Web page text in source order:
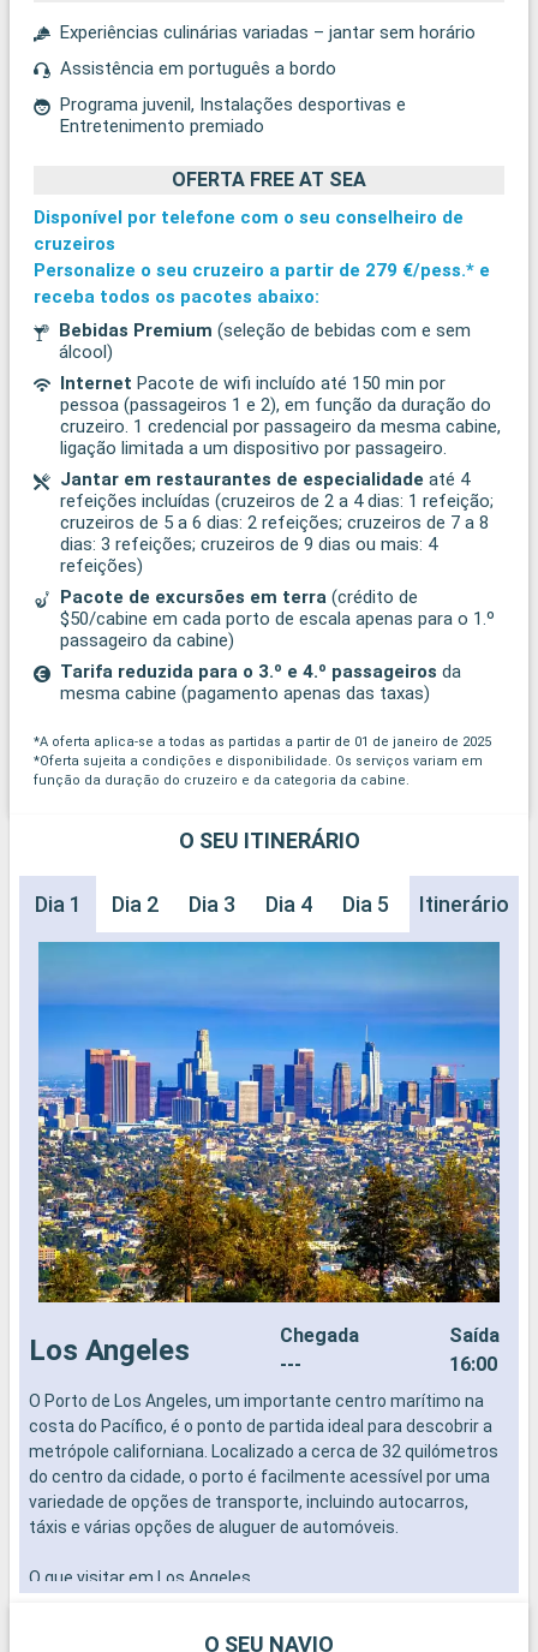
Experiências culinárias variadas – jantar sem horário
Assistência em português a bordo
Programa juvenil, Instalações desportivas e
Entretenimento premiado
OFERTA FREE AT SEA
Disponível por telefone com o seu conselheiro de
cruzeiros
Personalize o seu cruzeiro a partir de 279 €/pess.* e
receba todos os pacotes abaixo:
Bebidas Premium (seleção de bebidas com e sem
álcool)
Internet Pacote de wifi incluído até 150 min por
pessoa (passageiros 1 e 2), em função da duração do
cruzeiro. 1 credencial por passageiro da mesma cabine,
ligação limitada a um dispositivo por passageiro.
Jantar em restaurantes de especialidade até 4
refeições incluídas (cruzeiros de 2 a 4 dias: 1 refeição;
cruzeiros de 5 a 6 dias: 2 refeições; cruzeiros de 7 a 8
dias: 3 refeições; cruzeiros de 9 dias ou mais: 4
refeições)
Pacote de excursões em terra (crédito de
$50/cabine em cada porto de escala apenas para o 1.º
passageiro da cabine)
Tarifa reduzida para o 3.º e 4.º passageiros da
mesma cabine (pagamento apenas das taxas)
*A oferta aplica-se a todas as partidas a partir de 01 de janeiro de 2025
*Oferta sujeita a condições e disponibilidade. Os serviços variam em
função da duração do cruzeiro e da categoria da cabine.
O SEU ITINERÁRIO
Dia 1 Dia 2 Dia 3 Dia 4 Dia 5 Dia 6 Dia
Itinerário
Los Angeles
Chegada
---
Saída
16:00
O Porto de Los Angeles, um importante centro marítimo na
costa do Pacífico, é o ponto de partida ideal para descobrir a
metrópole californiana. Localizado a cerca de 32 quilómetros
do centro da cidade, o porto é facilmente acessível por uma
variedade de opções de transporte, incluindo autocarros,
táxis e várias opções de aluguer de automóveis.
O que visitar em Los Angeles
O SEU NAVIO